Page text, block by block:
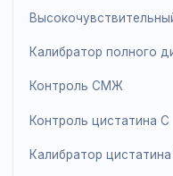
Жидкий контроль
Контроль